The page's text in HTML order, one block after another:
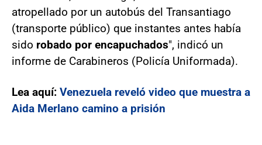
atropellado por un autobús del Transantiago
(transporte público) que instantes antes había
sido robado por encapuchados", indicó un
informe de Carabineros (Policía Uniformada).
Lea aquí: Venezuela reveló video que muestra a
Aida Merlano camino a prisión